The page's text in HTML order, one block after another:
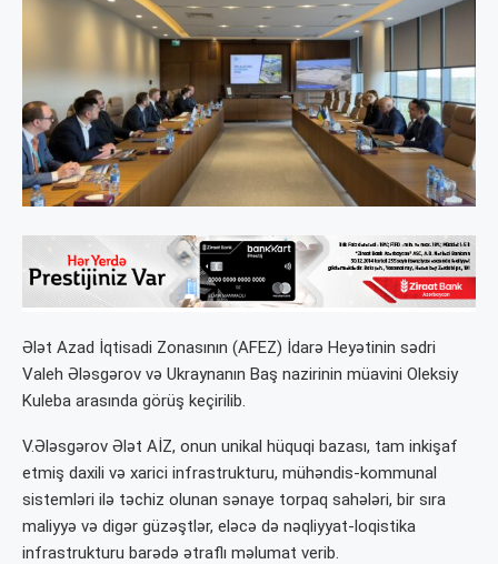
Ələt Azad İqtisadi Zonasının (AFEZ) İdarə Heyətinin sədri
Valeh Ələsgərov və Ukraynanın Baş nazirinin müavini Oleksiy
Kuleba arasında görüş keçirilib.
V.Ələsgərov Ələt AİZ, onun unikal hüquqi bazası, tam inkişaf
etmiş daxili və xarici infrastrukturu, mühəndis-kommunal
sistemləri ilə təchiz olunan sənaye torpaq sahələri, bir sıra
maliyyə və digər güzəştlər, eləcə də nəqliyyat-loqistika
infrastrukturu barədə ətraflı məlumat verib.